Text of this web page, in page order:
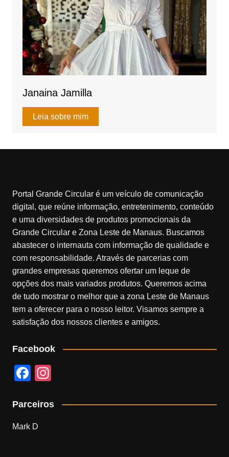
Janaina Jamilla
Leia sobre mim
Portal Grande Circular é um veículo de comunicação
digital, que reúne informação, entretenimento, conteúdo
e uma diversidades de produtos promocionais da
Grande Circular e Zona Leste de Manaus. Buscamos
abastecer o internauta com informação de qualidade e
com responsabilidade. Através de parcerias com
grandes empresas queremos ofertar um leque de
opções dos mais variados produtos. Queremos acima
de tudo mostrar o melhor que a zona Leste de Manaus
tem a oferecer para o nosso leitor. Visamos sempre a
satisfação dos nossos clientes e amigos.
Facebook
F
c
e
a
Parceiros
Mark D